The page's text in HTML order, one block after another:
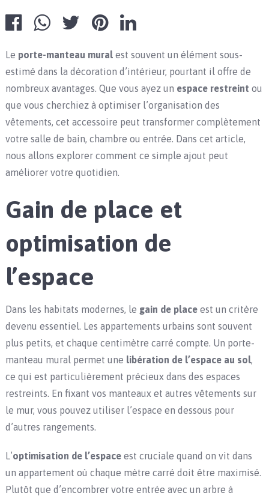
Le porte-manteau muralest souvent un élément sous-
estimé dans la décoration d’intérieur, pourtant il offre de
nombreux avantages. Que vous ayez un espace restreint ou
que vous cherchiez à optimiser l’organisation des
vêtements, cet accessoire peut transformer complètement
votre salle de bain, chambre ou entrée. Dans cet article,
nous allons explorer comment ce simple ajout peut
améliorer votre quotidien.
Gain de place et
optimisation de
l’espace
Dans les habitats modernes, le gain de placeest un critère
devenu essentiel. Les appartements urbains sont souvent
plus petits, et chaque centimètre carré compte. Un porte-
manteau mural permet une libération de l’espace au sol,
ce qui est particulièrement précieux dans des espaces
restreints. En fixant vos manteaux et autres vêtements sur
le mur, vous pouvez utiliser l’espace en dessous pour
d’autres rangements.
L’optimisation de l’espaceest cruciale quand on vit dans
un appartement où chaque mètre carré doit être maximisé.
Plutôt que d’encombrer votre entrée avec un arbre à